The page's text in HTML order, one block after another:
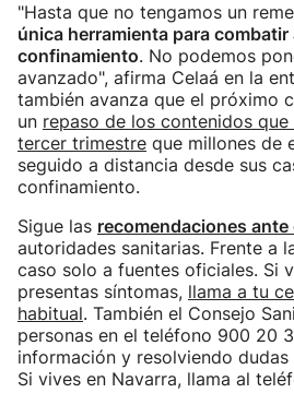
"Hasta que no tengamos un
única herramienta para combatir
confinamiento. No podemos
avanzado", afirma Celaá en la
también avanza que el próximo
un repaso de los contenidos
tercer trimestre que millones de
seguido a distancia desde sus
confinamiento.
Sigue las recomendaciones ante
autoridades sanitarias. Frente a
caso solo a fuentes oficiales. Si
presentas síntomas, llama a tu
habitual. También el Consejo
personas en el teléfono 900 20
información y resolviendo
Si vives en Navarra, llama al